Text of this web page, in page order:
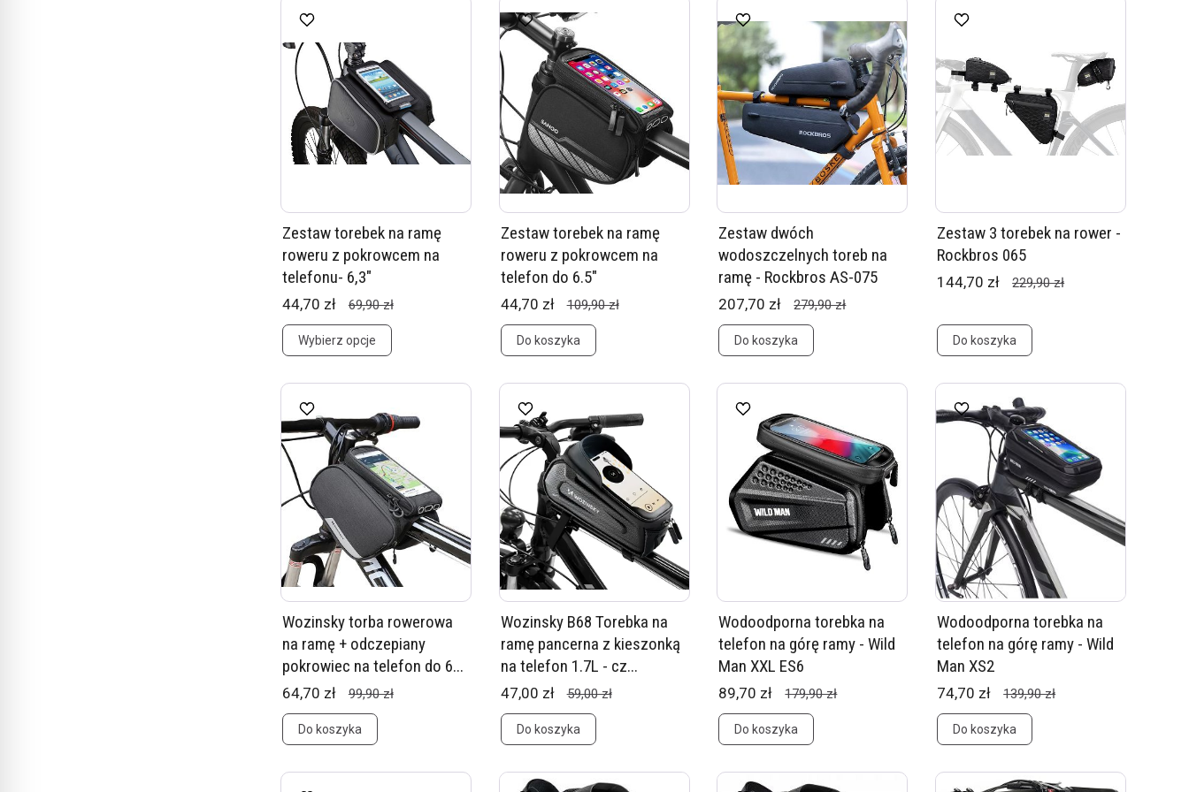
Zestaw torebek na ramę
roweru z pokrowcem na
telefonu- 6,3"
44,70 zł 69,90 zł
Wybierz opcje
Zestaw torebek na ramę
roweru z pokrowcem na
telefon do 6.5"
44,70 zł 109,90 zł
Do koszyka
Zestaw dwóch
wodoszczelnych toreb na
ramę - Rockbros AS-075
207,70 zł 279,90 zł
Do koszyka
Zestaw 3 torebek na rower -
Rockbros 065
144,70 zł 229,90 zł
Do koszyka
Wozinsky torba rowerowa
na ramę + odczepiany
pokrowiec na telefon do 6...
64,70 zł 99,90 zł
Do koszyka
Wozinsky B68 Torebka na
ramę pancerna z kieszonką
na telefon 1.7L - cz...
47,00 zł 59,00 zł
Do koszyka
Wodoodporna torebka na
telefon na górę ramy - Wild
Man XXL ES6
89,70 zł 179,90 zł
Do koszyka
Wodoodporna torebka na
telefon na górę ramy - Wild
Man XS2
74,70 zł 139,90 zł
Do koszyka